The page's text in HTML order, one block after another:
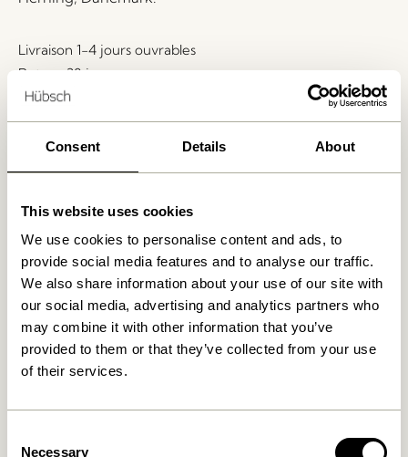
Consent Details About
This website uses cookies
We use cookies to personalise content and ads, to
provide social media features and to analyse our traffic.
We also share information about your use of our site with
our social media, advertising and analytics partners who
may combine it with other information that you’ve
provided to them or that they’ve collected from your use
of their services.
Necessary
Livraison 1-4 jours ouvrables
Retour 30 jours
Livraison gratuite à partir de